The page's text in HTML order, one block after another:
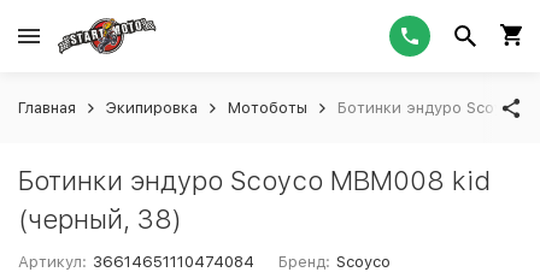
Главная Экипировка Мотоботы Ботинки эндуро Scoyco
Ботинки эндуро Scoyco MBM008 kid
(черный, 38)
Артикул: 36614651110474084 Бренд: Scoyco